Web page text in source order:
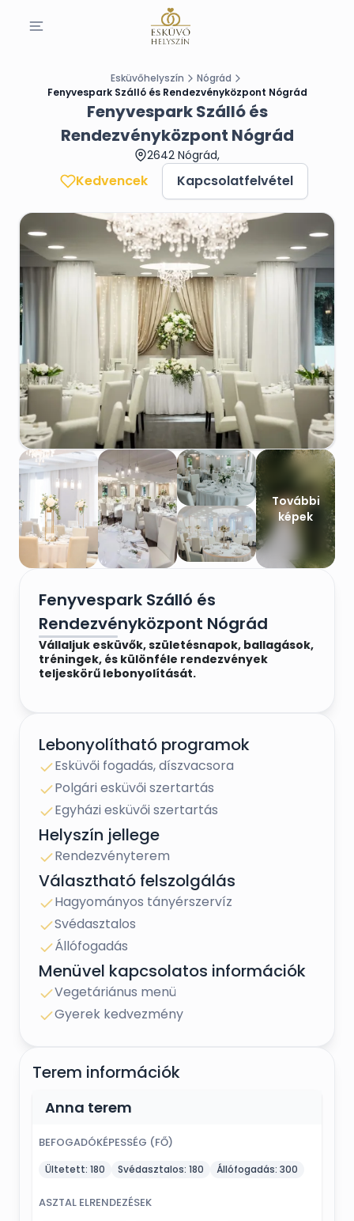
Esküvőhelyszín
Nógrád
Fenyvespark Szálló és Rendezvényközpont Nógrád
Fenyvespark Szálló és
Rendezvényközpont Nógrád
2642 Nógrád,
Kedvencek Kapcsolatfelvétel
További
képek
Fenyvespark Szálló és
Rendezvényközpont Nógrád
Vállaljuk esküvők, születésnapok, ballagások,
tréningek, és különféle rendezvények
teljeskörű lebonyolítását.
Lebonyolítható programok
Esküvői fogadás, díszvacsora
Polgári esküvői szertartás
Egyházi esküvői szertartás
Helyszín jellege
Rendezvényterem
Választható felszolgálás
Hagyományos tányérszervíz
Svédasztalos
Állófogadás
Menüvel kapcsolatos információk
Vegetáriánus menü
Gyerek kedvezmény
Terem információk
Anna terem
BEFOGADÓKÉPESSÉG (FŐ)
Ültetett: 180 Svédasztalos: 180 Állófogadás: 300
ASZTAL ELRENDEZÉSEK